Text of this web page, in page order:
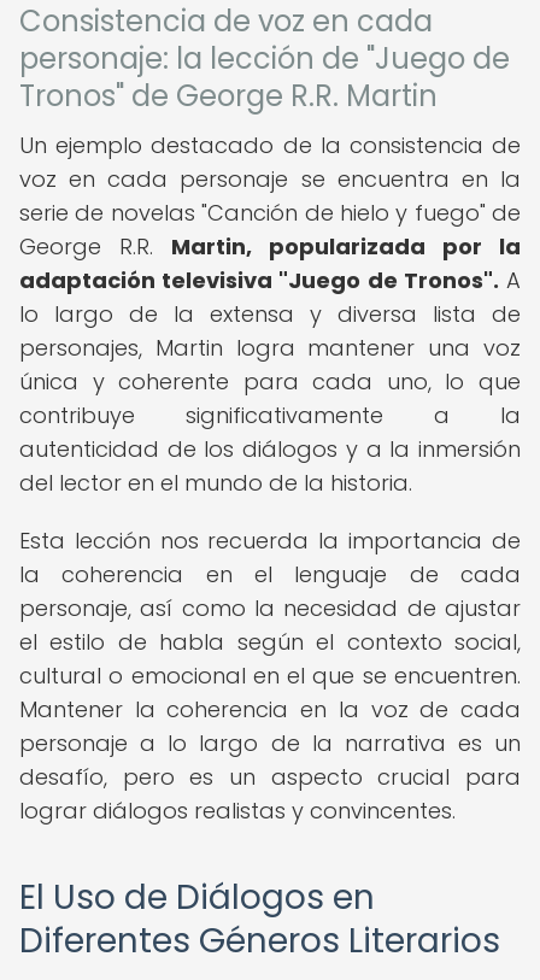
Consistencia de voz en cada
personaje: la lección de "Juego de
Tronos" de George R.R. Martin
Un ejemplo destacado de la consistencia de
voz en cada personaje se encuentra en la
serie de novelas "Canción de hielo y fuego" de
George R.R. Martin, popularizada por la
adaptación televisiva "Juego de Tronos". A
lo largo de la extensa y diversa lista de
personajes, Martin logra mantener una voz
única y coherente para cada uno, lo que
contribuye significativamente a la
autenticidad de los diálogos y a la inmersión
del lector en el mundo de la historia.
Esta lección nos recuerda la importancia de
la coherencia en el lenguaje de cada
personaje, así como la necesidad de ajustar
el estilo de habla según el contexto social,
cultural o emocional en el que se encuentren.
Mantener la coherencia en la voz de cada
personaje a lo largo de la narrativa es un
desafío, pero es un aspecto crucial para
lograr diálogos realistas y convincentes.
El Uso de Diálogos en
Diferentes Géneros Literarios